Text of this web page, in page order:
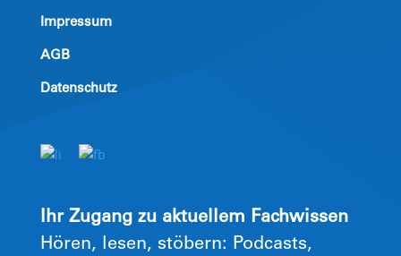
Impressum
AGB
Datenschutz
Ihr Zugang zu aktuellem Fachwissen
Hören, lesen, stöbern: Podcasts,